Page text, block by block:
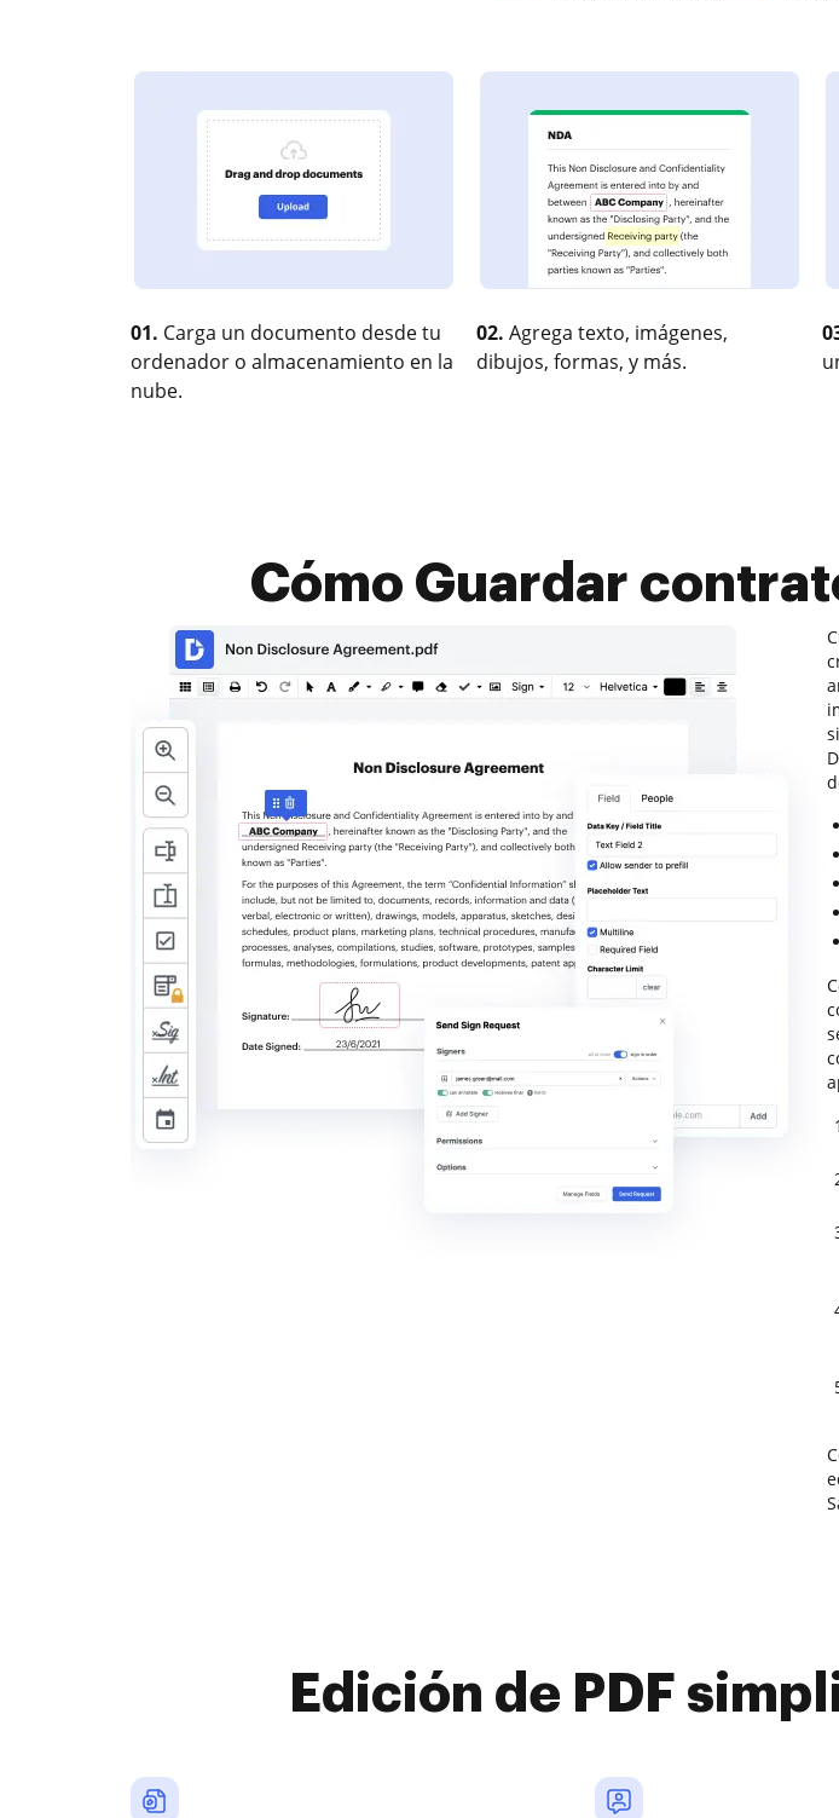
01. Carga un documento desde tu
ordenador o almacenamiento en la
nube.
02. Agrega texto, imágenes,
dibujos, formas, y más.
Cómo Guardar
Edición de PDF